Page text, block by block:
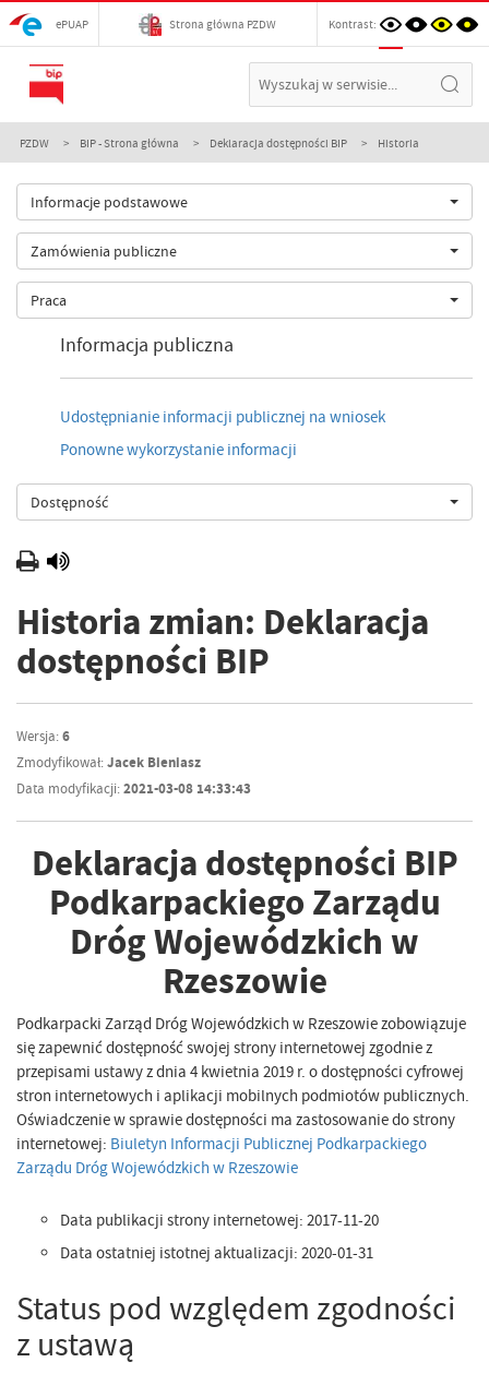
ePUAP Strona główna PZDW Kontrast:
PZDW BIP - Strona główna Deklaracja dostępności BIP Historia
Informacje podstawowe
Zamówienia publiczne
Praca
Informacja publiczna
Udostępnianie informacji publicznej na wniosek
Ponowne wykorzystanie informacji
Dostępność
Historia zmian: Deklaracja
dostępności BIP
Wersja:6
Zmodyfikował:Jacek Bieniasz
Data modyfikacji:2021-03-08 14:33:43
Deklaracja dostępności BIP
Podkarpackiego Zarządu
Dróg Wojewódzkich w
Rzeszowie
Podkarpacki Zarząd Dróg Wojewódzkich w Rzeszowie zobowiązuje
się zapewnić dostępność swojej strony internetowej zgodnie z
przepisami ustawy z dnia 4 kwietnia 2019 r. o dostępności cyfrowej
stron internetowych i aplikacji mobilnych podmiotów publicznych.
Oświadczenie w sprawie dostępności ma zastosowanie do strony
internetowej: Biuletyn Informacji Publicznej Podkarpackiego
Zarządu Dróg Wojewódzkich w Rzeszowie
Data publikacji strony internetowej: 2017-11-20
Data ostatniej istotnej aktualizacji: 2020-01-31
Status pod względem zgodności
z ustawą